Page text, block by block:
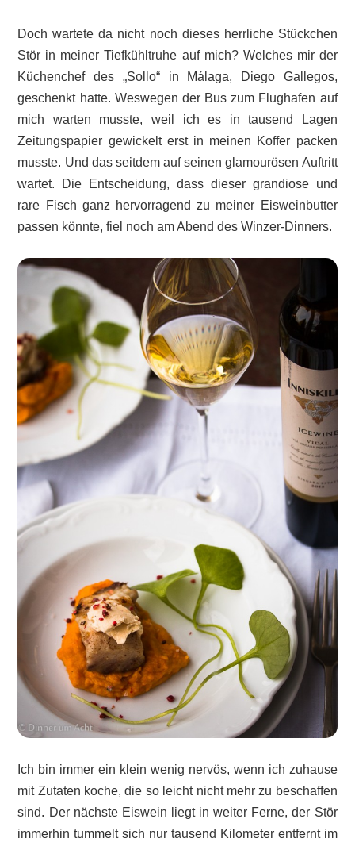
Doch wartete da nicht noch dieses herrliche Stückchen
Stör in meiner Tiefkühltruhe auf mich? Welches mir der
Küchenchef des „Sollo“ in Málaga, Diego Gallegos,
geschenkt hatte. Weswegen der Bus zum Flughafen auf
mich warten musste, weil ich es in tausend Lagen
Zeitungspapier gewickelt erst in meinen Koffer packen
musste. Und das seitdem auf seinen glamourösen Auftritt
wartet. Die Entscheidung, dass dieser grandiose und
rare Fisch ganz hervorragend zu meiner Eisweinbutter
passen könnte, fiel noch am Abend des Winzer-Dinners.
Ich bin immer ein klein wenig nervös, wenn ich zuhause
mit Zutaten koche, die so leicht nicht mehr zu beschaffen
sind. Der nächste Eiswein liegt in weiter Ferne, der Stör
immerhin tummelt sich nur tausend Kilometer entfernt im